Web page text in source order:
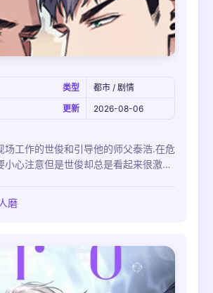
类型
都市 / 剧情
更新 2026-08-06
场工作的世俊和引导他的师父泰浩.在危
小心注意但是世俊却总是看起来很激动
fq期了吗?”
磨